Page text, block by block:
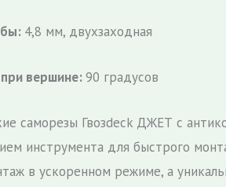
4,8 мм, двухзаходная
вершине:90 градусов
саморезы Гвозdeck ДЖЕТ с
инструмента для быстрого
в ускоренном режиме, а